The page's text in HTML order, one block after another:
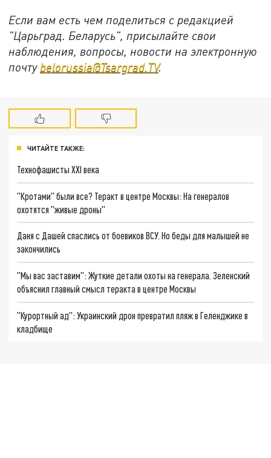
Если вам есть чем поделиться с редакцией
"Царьград. Беларусь", присылайте свои
наблюдения, вопросы, новости на электронную
почту belorussia@Tsargrad.TV.
ЧИТАЙТЕ ТАКЖЕ:
Технофашисты XXI века
"Кротами" были все? Теракт в центре Москвы: На генералов
охотятся "живые дроны"
Даня с Дашей спаслись от боевиков ВСУ. Но беды для малышей не
закончились
"Мы вас заставим": Жуткие детали охоты на генерала. Зеленский
объяснил главный смысл теракта в центре Москвы
"Курортный ад": Украинский дрон превратил пляж в Геленджике в
кладбище